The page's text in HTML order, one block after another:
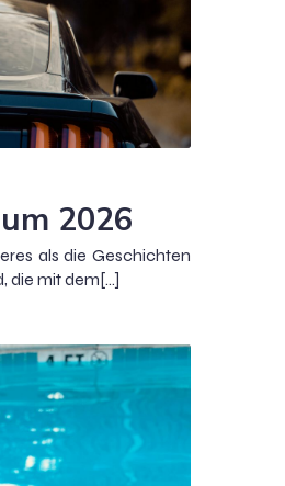
2026
als die Geschichten
die mit dem[…]